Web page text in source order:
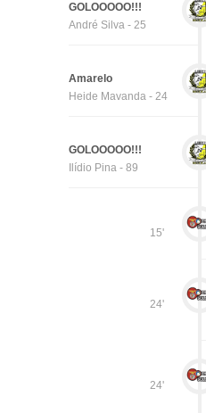
GOLOOOOO!!!
André Silva - 25
Amarelo
Heide Mavanda - 24
GOLOOOOO!!!
Ilídio Pina - 89
15'
24'
24'